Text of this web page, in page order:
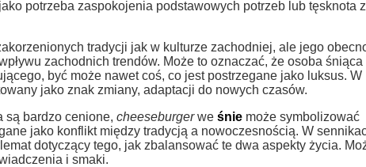
potrzeba zaspokojenia podstawowych potrzeb lub tęsknota
tradycji jak w kulturze zachodniej, ale jego
zachodnich trendów. Może to oznaczać, że osoba śniąca
być może nawet coś, co jest postrzegane jako luksus. W
jako znak zmiany, adaptacji do nowych czasów.
są bardzo cenione, cheeseburgerwe śnie może symbolizować
jako konflikt między tradycją a nowoczesnością. W
dotyczący tego, jak zbalansować te dwa aspekty życia.
i smaki.